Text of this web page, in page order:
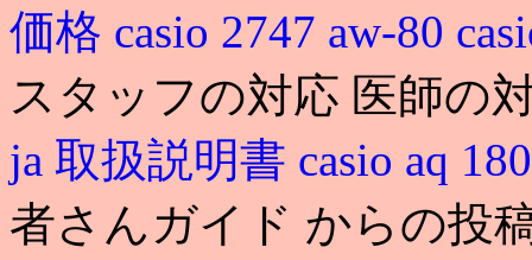
価格 casio 2747 aw-80
スタッフの対応 医師の
ja 取扱説明書 casio aq
者さんガイド からの投